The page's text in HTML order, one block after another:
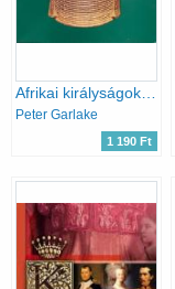
Afrikai királyságok (A múlt születése)
Peter Garlake
1 190 Ft